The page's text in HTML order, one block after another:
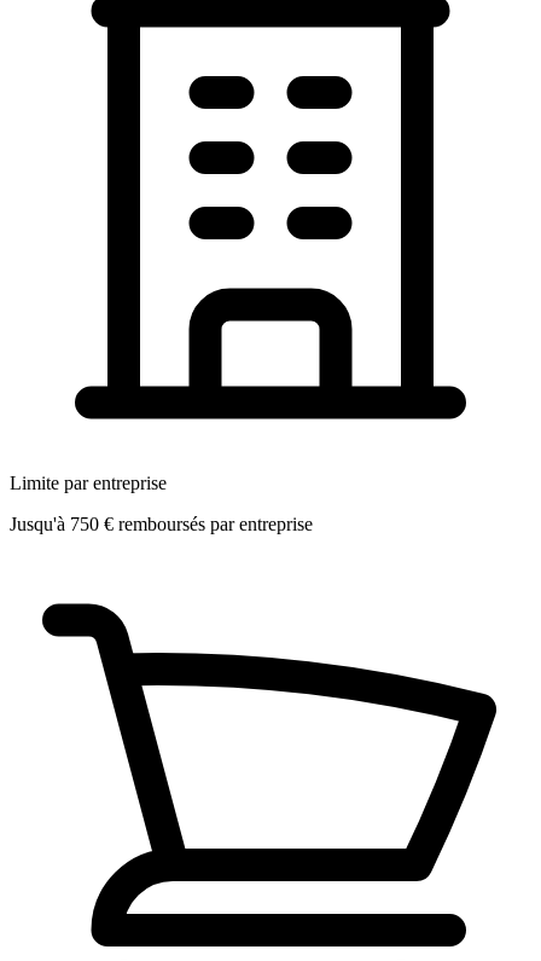
Limite par entreprise
Jusqu'à 750 € remboursés par entreprise